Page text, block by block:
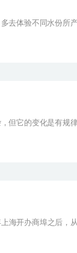
去体验不同水份所
但它的变化是有规
海开办商埠之后，